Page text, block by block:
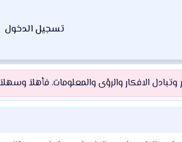
تسجيل الدخول
الافكار والرؤى والمعلومات. فأهلاَ